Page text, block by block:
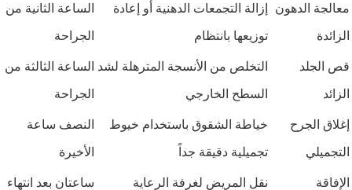
معالجة الدهون
الزائدة
إزالة التجمعات الدهنية أو إعادة
توزيعها بانتظام
الساعة الثانية من
الجراحة
قص الجلد
الزائد
التخلص من الأنسجة المترهلة لشد
السطح الخارجي
الساعة الثالثة من
الجراحة
إغلاق الجرح
التجميلي
خياطة الشقوق باستخدام خيوط
تجميلية دقيقة جداً
النصف ساعة
الأخيرة
الإفاقة نقل المريض لغرفة الرعاية ساعتان بعد انتهاء